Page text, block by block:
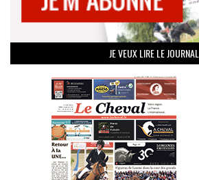
JE VEUX LIRE LE JOURNAL